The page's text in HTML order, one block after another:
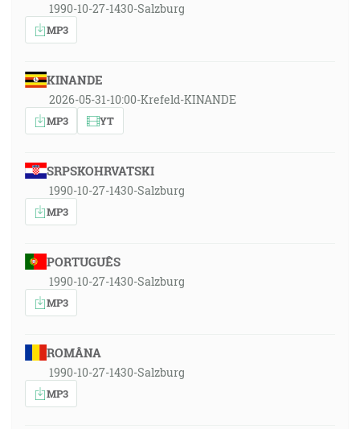
1990-10-27-1430-Salzburg
MP3
KINANDE
2026-05-31-10:00-Krefeld-KINANDE
MP3 YT
SRPSKOHRVATSKI
1990-10-27-1430-Salzburg
MP3
PORTUGUÊS
1990-10-27-1430-Salzburg
MP3
ROMÂNA
1990-10-27-1430-Salzburg
MP3